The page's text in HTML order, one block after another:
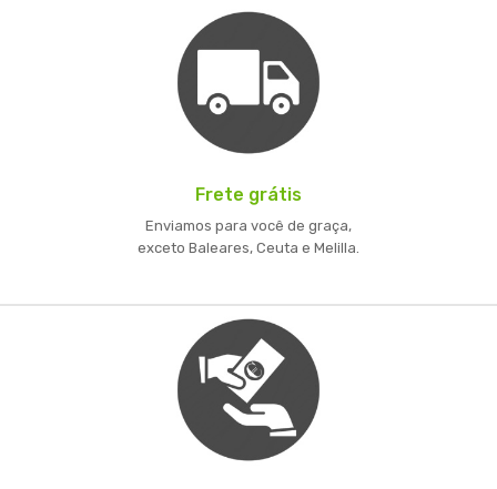
Frete grátis
Enviamos para você de graça,
exceto Baleares, Ceuta e Melilla.